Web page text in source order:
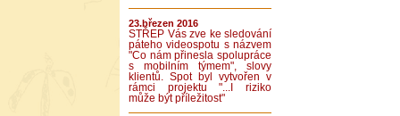
23.březen 2016
STŘEP Vás zve ke sledování
páteho videospotu s názvem
"Co nám přinesla spolupráce
s mobilním týmem", slovy
klientů. Spot byl vytvořen v
rámci projektu "...I riziko
může být příležitost"